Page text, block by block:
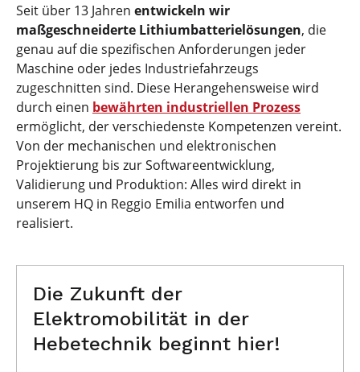
Seit über 13 Jahren entwickeln wir
maßgeschneiderte Lithiumbatterielösungen, die
genau auf die spezifischen Anforderungen jeder
Maschine oder jedes Industriefahrzeugs
zugeschnitten sind. Diese Herangehensweise wird
durch einen bewährten industriellen Prozess
ermöglicht, der verschiedenste Kompetenzen vereint.
Von der mechanischen und elektronischen
Projektierung bis zur Softwareentwicklung,
Validierung und Produktion: Alles wird direkt in
unserem HQ in Reggio Emilia entworfen und
realisiert.
Die Zukunft der
Elektromobilität in der
Hebetechnik beginnt hier!